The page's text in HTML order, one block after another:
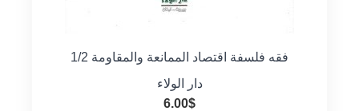
فقه فلسفة اقتصاد الممانعة والمقاومة 1/2
دار الولاء
6.00$